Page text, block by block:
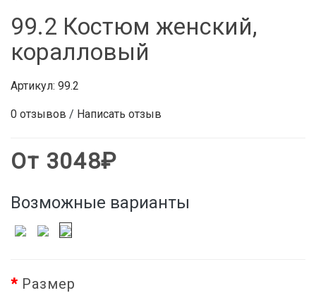
99.2 Костюм женский,
коралловый
Артикул: 99.2
0 отзывов / Написать отзыв
От 3048₽
Возможные варианты
Размер